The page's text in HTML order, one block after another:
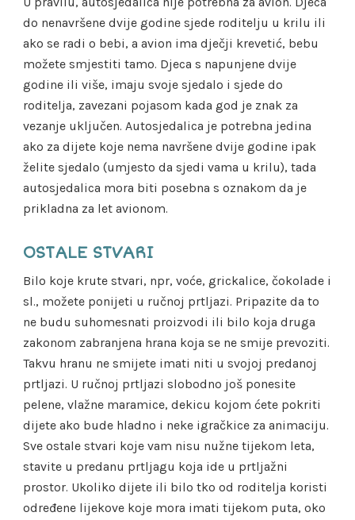
do nenavršene dvije godine sjede roditelju u krilu ili
ako se radi o bebi, a avion ima dječji krevetić, bebu
možete smjestiti tamo. Djeca s napunjene dvije
godine ili više, imaju svoje sjedalo i sjede do
roditelja, zavezani pojasom kada god je znak za
vezanje uključen. Autosjedalica je potrebna jedina
ako za dijete koje nema navršene dvije godine ipak
želite sjedalo (umjesto da sjedi vama u krilu), tada
autosjedalica mora biti posebna s oznakom da je
prikladna za let avionom.
OSTALE STVARI
Bilo koje krute stvari, npr, voće, grickalice, čokolade i
sl., možete ponijeti u ručnoj prtljazi. Pripazite da to
ne budu suhomesnati proizvodi ili bilo koja druga
zakonom zabranjena hrana koja se ne smije prevoziti.
Takvu hranu ne smijete imati niti u svojoj predanoj
prtljazi. U ručnoj prtljazi slobodno još ponesite
pelene, vlažne maramice, dekicu kojom ćete pokriti
dijete ako bude hladno i neke igračkice za animaciju.
Sve ostale stvari koje vam nisu nužne tijekom leta,
stavite u predanu prtljagu koja ide u prtljažni
prostor. Ukoliko dijete ili bilo tko od roditelja koristi
određene lijekove koje mora imati tijekom puta, oko